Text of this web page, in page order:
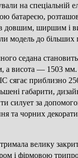
на спеціальній
батареєю,
довшим, ширшим і
модель до більших
седана
а висота — 1503
сягає приблизно
габарити,
силует за
та чорних
велику
і фірмовою